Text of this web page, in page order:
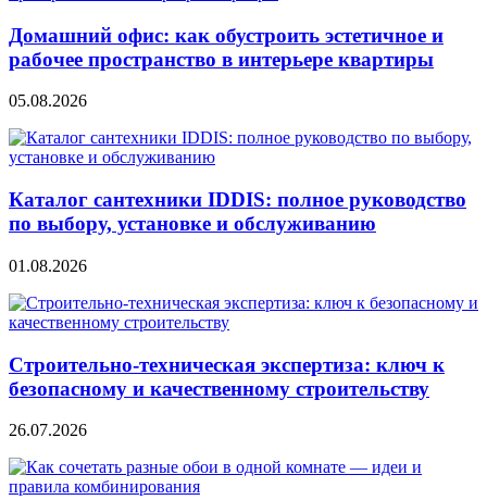
Домашний офис: как обустроить эстетичное и
рабочее пространство в интерьере квартиры
05.08.2026
Каталог сантехники IDDIS: полное руководство
по выбору, установке и обслуживанию
01.08.2026
Строительно‑техническая экспертиза: ключ к
безопасному и качественному строительству
26.07.2026